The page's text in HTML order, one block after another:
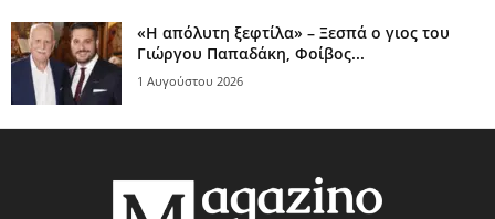
«Η απόλυτη ξεφτίλα» – Ξεσπά ο γιος του
Γιώργου Παπαδάκη, Φοίβος...
1 Αυγούστου 2026